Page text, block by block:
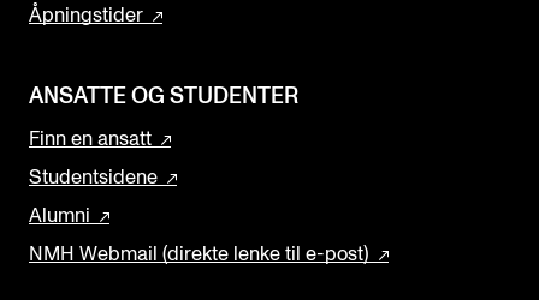
Åpningstider
ANSATTE OG STUDENTER
Finn en ansatt
Studentsidene
Alumni
NMH Webmail (direkte lenke til e-post)